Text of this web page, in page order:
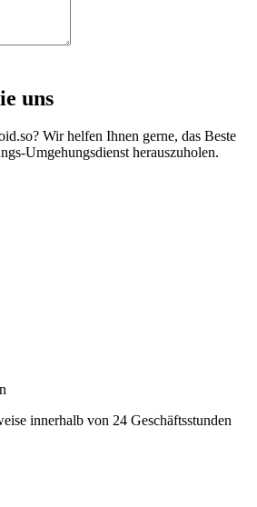
uns
Wir helfen Ihnen gerne, das Beste
Umgehungsdienst herauszuholen.
innerhalb von 24 Geschäftsstunden